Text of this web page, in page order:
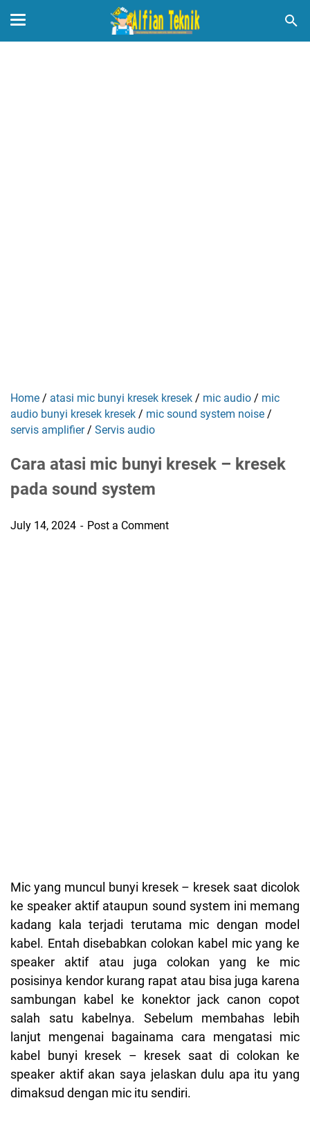
Home / atasi mic bunyi kresek kresek / mic audio / mic
audio bunyi kresek kresek / mic sound system noise /
servis amplifier / Servis audio
Cara atasi mic bunyi kresek – kresek
pada sound system
July 14, 2024 Post a Comment
Mic yang muncul bunyi kresek – kresek saat dicolok
ke speaker aktif ataupun sound system ini memang
kadang kala terjadi terutama mic dengan model
kabel. Entah disebabkan colokan kabel mic yang ke
speaker aktif atau juga colokan yang ke mic
posisinya kendor kurang rapat atau bisa juga karena
sambungan kabel ke konektor jack canon copot
salah satu kabelnya. Sebelum membahas lebih
lanjut mengenai bagainama cara mengatasi mic
kabel bunyi kresek – kresek saat di colokan ke
speaker aktif akan saya jelaskan dulu apa itu yang
dimaksud dengan mic itu sendiri.